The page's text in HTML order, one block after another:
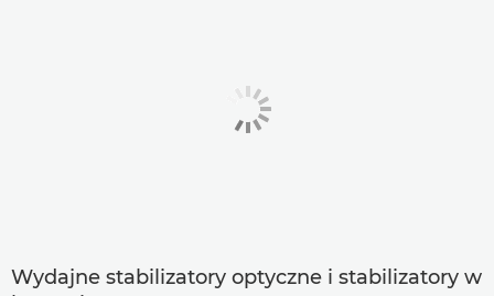
Wydajne stabilizatory optyczne i stabilizatory w